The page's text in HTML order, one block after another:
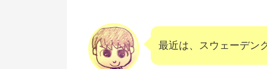
最近は、スウェーデン